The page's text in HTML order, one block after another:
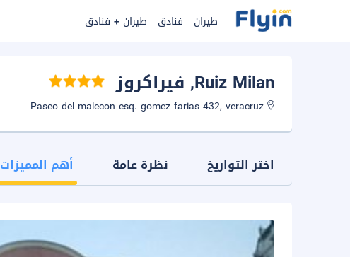
طيران فنادق طيران + فنادق
Ruiz Milan, فيراكروز
اختر التواريخ نظرة عامة أهم المميزات